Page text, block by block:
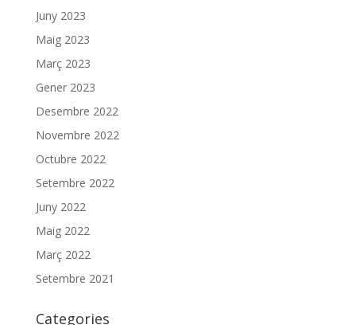
Juny 2023
Maig 2023
Març 2023
Gener 2023
Desembre 2022
Novembre 2022
Octubre 2022
Setembre 2022
Juny 2022
Maig 2022
Març 2022
Setembre 2021
Categories